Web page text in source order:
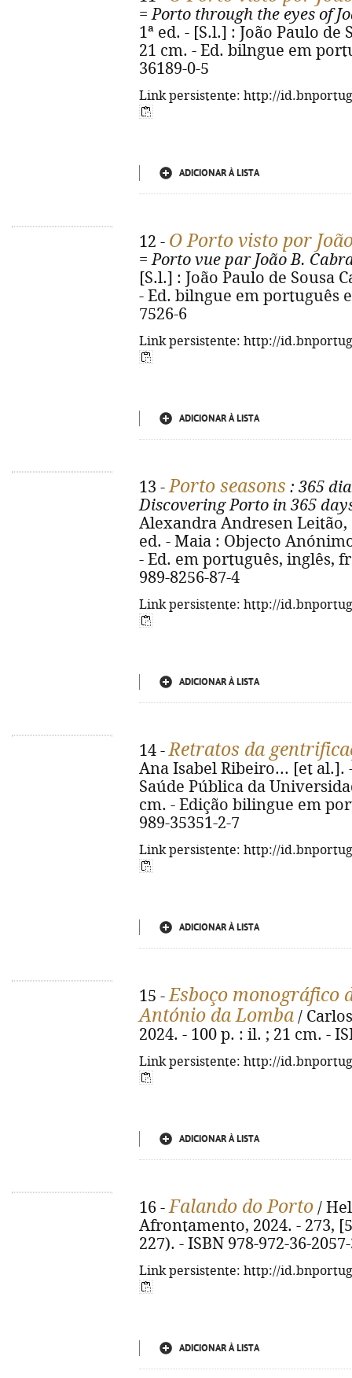
=Porto through the eyes of
1ª ed. - [S.l.] : João Paulo de
21 cm. - Ed. bilngue em
36189-0-5
Link persistente: http://
ADICIONAR À LISTA
12 - O Porto visto por
=Porto vue par João B.
[S.l.] : João Paulo de Sousa
- Ed. bilngue em português
7526-6
Link persistente: http://
ADICIONAR À LISTA
13 -Porto seasons : 365
Discovering Porto in 365
Alexandra Andresen Leitão,
ed. - Maia : Objecto
- Ed. em português, inglês,
989-8256-87-4
Link persistente: http://
ADICIONAR À LISTA
14 -Retratos da
Ana Isabel Ribeiro... [et al.].
Saúde Pública da
cm. - Edição bilingue em
989-35351-2-7
Link persistente: http://
ADICIONAR À LISTA
15 -Esboço monográfico
António da Lomba /
2024. - 100 p. : il. ; 21 cm. -
Link persistente: http://
ADICIONAR À LISTA
16 -Falando do Porto /
Afrontamento, 2024. - 273,
227). - ISBN 978-972-36-
Link persistente: http://
ADICIONAR À LISTA